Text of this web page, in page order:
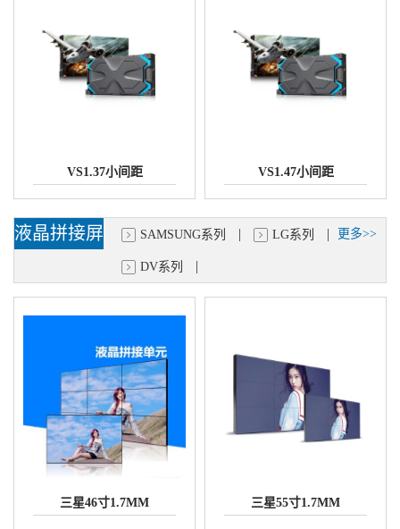
VS1.37小间距 VS1.47小间距
液晶拼接屏 更多>>
SAMSUNG系列 | LG系列 |
DV系列 |
三星46寸1.7MM 三星55寸1.7MM